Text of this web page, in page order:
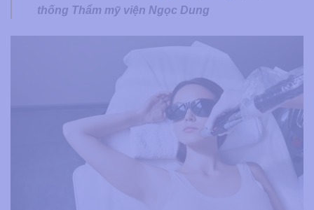
thống Thẩm mỹ viện Ngọc Dung